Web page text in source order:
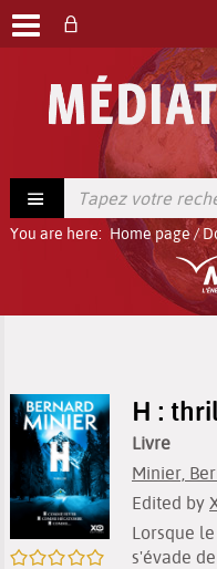
You are here: Home page/
/5
H :
Livre
Minier,
Edited by
Lorsque
s'évade